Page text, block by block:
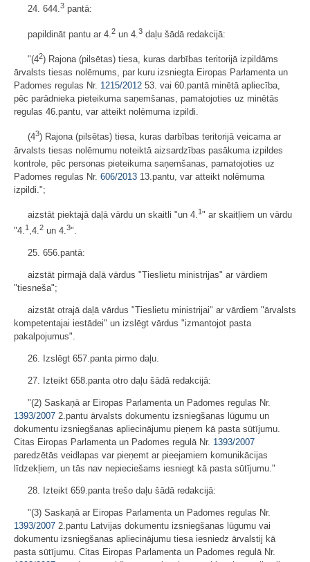
24. 644.3 pantā:
papildināt pantu ar 4. 2 un 4. 3 daļu šādā redakcijā:
"(42) Rajona (pilsētas) tiesa, kuras darbības teritorijā izpildāms
ārvalsts tiesas nolēmums, par kuru izsniegta Eiropas Parlamenta un
Padomes regulas Nr. 1215/2012 53. vai 60.pantā minētā apliecība,
pēc parādnieka pieteikuma saņemšanas, pamatojoties uz minētās
regulas 46.pantu, var atteikt nolēmuma izpildi.
(43) Rajona (pilsētas) tiesa, kuras darbības teritorijā veicama ar
ārvalsts tiesas nolēmumu noteiktā aizsardzības pasākuma izpildes
kontrole, pēc personas pieteikuma saņemšanas, pamatojoties uz
Padomes regulas Nr. 606/2013 13.pantu, var atteikt nolēmuma
izpildi.";
aizstāt piektajā daļā vārdu un skaitli "un 4. 1" ar skaitļiem un vārdu
"4.1 ,4.2 un 4.3".
25. 656.pantā:
aizstāt pirmajā daļā vārdus "Tieslietu ministrijas" ar vārdiem
"tiesneša";
aizstāt otrajā daļā vārdus "Tieslietu ministrijai" ar vārdiem "ārvalsts
kompetentajai iestādei" un izslēgt vārdus "izmantojot pasta
pakalpojumus".
26. Izslēgt 657.panta pirmo daļu.
27. Izteikt 658.panta otro daļu šādā redakcijā:
"(2) Saskaņā ar Eiropas Parlamenta un Padomes regulas Nr.
1393/2007 2.pantu ārvalsts dokumentu izsniegšanas lūgumu un
dokumentu izsniegšanas apliecinājumu pieņem kā pasta sūtījumu.
Citas Eiropas Parlamenta un Padomes regulā Nr. 1393/2007
paredzētās veidlapas var pieņemt ar pieejamiem komunikācijas
līdzekļiem, un tās nav nepieciešams iesniegt kā pasta sūtījumu."
28. Izteikt 659.panta trešo daļu šādā redakcijā:
"(3) Saskaņā ar Eiropas Parlamenta un Padomes regulas Nr.
1393/2007 2.pantu Latvijas dokumentu izsniegšanas lūgumu vai
dokumentu izsniegšanas apliecinājumu tiesa iesniedz ārvalstij kā
pasta sūtījumu. Citas Eiropas Parlamenta un Padomes regulā Nr.